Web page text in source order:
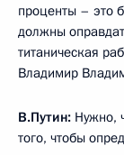
проценты – это
должны
титаническая
Владимир
В.Путин: Нужно,
того, чтобы